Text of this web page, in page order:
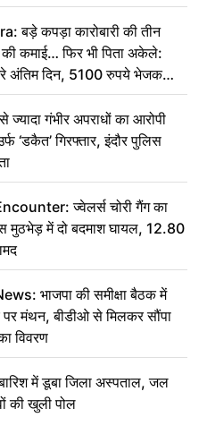
बड़े कपड़ा कारोबारी की तीन
की कमाई… फिर भी पिता अकेले:
अंतिम दिन, 5100 रुपये भेजकर
कर दीजिए हम नहीं आ पाएंगे
गंभीर अपराधों का आरोपी
‘डकैत’ गिरफ्तार, इंदौर पुलिस
ज्वेलर्स चोरी गैंग का
मुठभेड़ में दो बदमाश घायल, 12.80
भाजपा की समीक्षा बैठक में
पर मंथन, बीडीओ से मिलकर सौंपा
विवरण
में डूबा जिला अस्पताल, जल
की खुली पोल